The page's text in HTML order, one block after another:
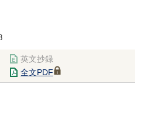
英文抄録
全文PDF